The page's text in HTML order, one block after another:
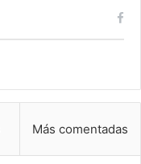
Más comentadas